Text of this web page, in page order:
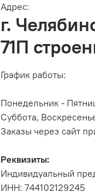
Адрес:
г.
71П
График работы:
Понедельник -
Суббота,
Заказы через сайт
Реквизиты:
Индивидуальный
ИНН: 744102129245